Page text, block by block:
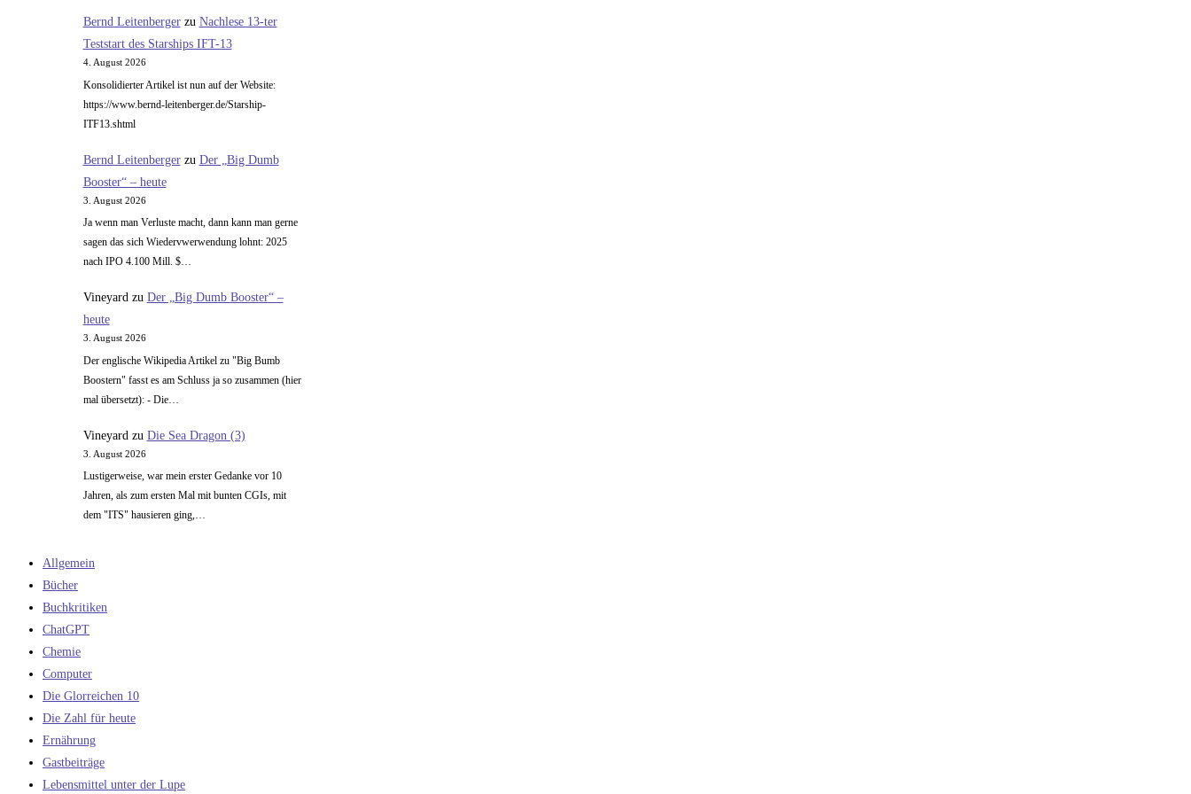
Bernd Leitenbergerzu Nachlese 13-ter
Teststart des Starships IFT-13
4. August 2026
Konsolidierter Artikel ist nun auf der Website:
https://www.bernd-leitenberger.de/Starship-
ITF13.shtml
Bernd Leitenbergerzu Der „Big Dumb
Booster“ – heute
3. August 2026
Ja wenn man Verluste macht, dann kann man gerne
sagen das sich Wiedervwerwendung lohnt: 2025
nach IPO 4.100 Mill. $…
Vineyardzu Der „Big Dumb Booster“ –
heute
3. August 2026
Der englische Wikipedia Artikel zu "Big Bumb
Boostern" fasst es am Schluss ja so zusammen (hier
mal übersetzt): - Die…
Vineyard zu Die Sea Dragon (3)
3. August 2026
Lustigerweise, war mein erster Gedanke vor 10
Jahren, als zum ersten Mal mit bunten CGIs, mit
dem "ITS" hausieren ging,…
Allgemein
Bücher
Buchkritiken
ChatGPT
Chemie
Computer
Die Glorreichen 10
Die Zahl für heute
Ernährung
Gastbeiträge
Lebensmittel unter der Lupe